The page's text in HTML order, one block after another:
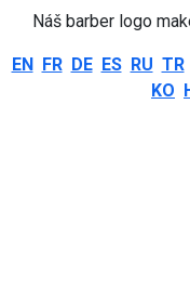
Náš barber logo
EN FR DE ES RU TR
KO